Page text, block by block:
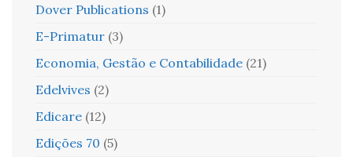
Dover Publications (1)
E-Primatur (3)
Economia, Gestão e Contabilidade (21)
Edelvives (2)
Edicare (12)
Edições 70 (5)